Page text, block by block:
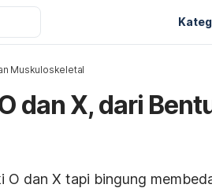
Muskuloskeletal
dan X, dari
O dan X tapi bingung